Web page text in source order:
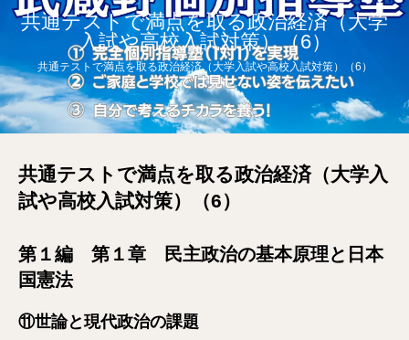
共通テストで満点を取る政治経済（大学
入試や高校入試対策）（6）
共通テストで満点を取る政治経済（大学入試や高校入試対策）（6）
共通テストで満点を取る政治経済（大学入
試や高校入試対策）（6）
第１編 第１章 民主政治の基本原理と日本
国憲法
⑪世論と現代政治の課題